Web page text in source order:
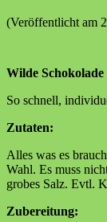
(Veröffentlicht am
Wilde Schokolade
So schnell,
Zutaten:
Alles was es
Wahl. Es muss
grobes Salz. Evtl.
Zubereitung: